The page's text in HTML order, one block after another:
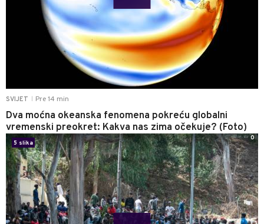
SVIJET Pre 14 min
Dva moćna okeanska fenomena pokreću globalni
vremenski preokret: Kakva nas zima očekuje? (Foto)
5 slika
0